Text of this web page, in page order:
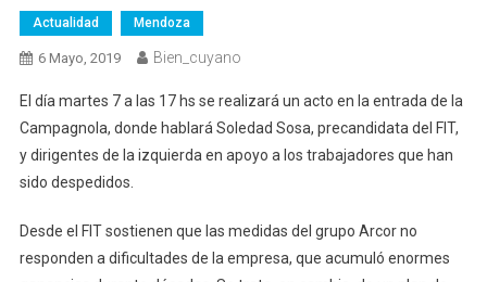
Actualidad Mendoza
6 Mayo, 2019 Bien_cuyano
El día martes 7 a las 17 hs se realizará un acto en la entrada de la
Campagnola, donde hablará Soledad Sosa, precandidata del FIT,
y dirigentes de la izquierda en apoyo a los trabajadores que han
sido despedidos.
Desde el FIT sostienen que las medidas del grupo Arcor no
responden a dificultades de la empresa, que acumuló enormes